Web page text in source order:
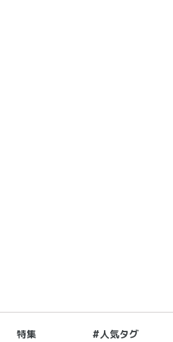
特集 #人気タグ